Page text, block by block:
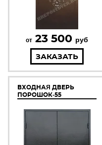
от 23 500 руб
ЗАКАЗАТЬ
ВХОДНАЯ ДВЕРЬ
ПОРОШОК-55